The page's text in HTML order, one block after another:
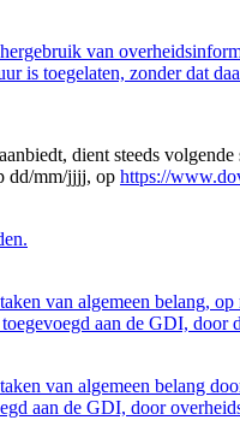
van
is toegelaten, zonder dat
dient steeds
dd/mm/jjjj, op https://
van algemeen belang,
aan de GDI,
van algemeen belang
aan de GDI, door